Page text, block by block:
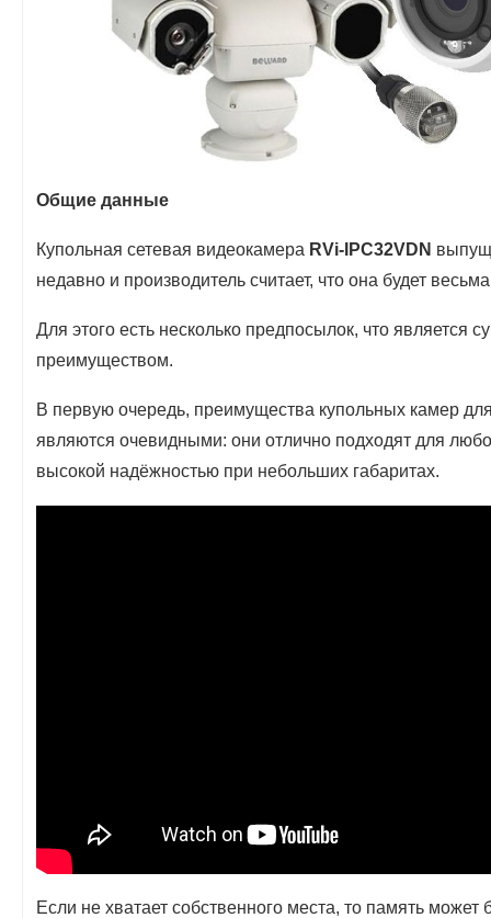
Общие данные
Купольная сетевая видеокамера RVi-IPC32VDN
недавно и производитель считает, что она будет
Для этого есть несколько предпосылок, что является
преимуществом.
В первую очередь, преимущества купольных камер
являются очевидными: они отлично подходят для
высокой надёжностью при небольших габаритах.
Если не хватает собственного места, то память может